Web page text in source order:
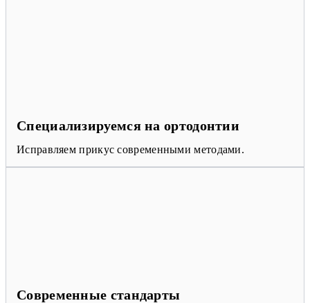
Специализируемся на ортодонтии
Исправляем прикус современными методами.
Современные стандарты